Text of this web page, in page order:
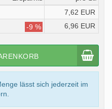
7,62 EUR
-9 % 6,96 EUR
lässt sich jederzeit im